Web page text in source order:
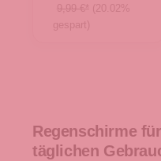
9,99 €* (20.02%
gespart)
Regenschirme
täglichen